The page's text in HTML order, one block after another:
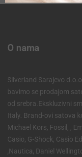
O nama
Silverland Sarajevo
bavimo se prodajom
od srebra.Ekskluzivni
Italy. Brand-ovi satova
Michael Kors, Fossil, ,
Casio, G-Shock, Casio
,Nautica, Daniel